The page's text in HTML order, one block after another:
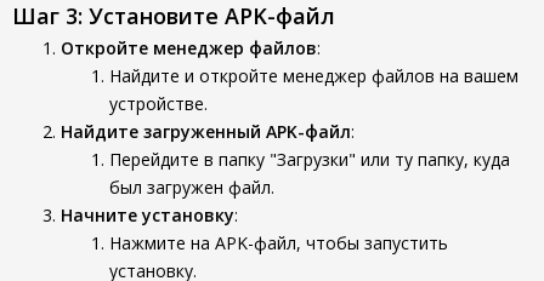
Шаг 3: Установите APK-файл
Откройте менеджер файлов:
Найдите и откройте менеджер файлов на вашем
устройстве.
Найдите загруженный APK-файл:
Перейдите в папку "Загрузки" или ту папку, куда
был загружен файл.
Начните установку:
Нажмите на APK-файл, чтобы запустить
установку.